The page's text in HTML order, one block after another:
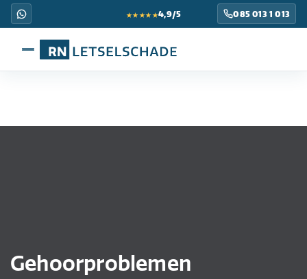
★★★★★4,9/5 085 013 1 013
Gehoorproblemen